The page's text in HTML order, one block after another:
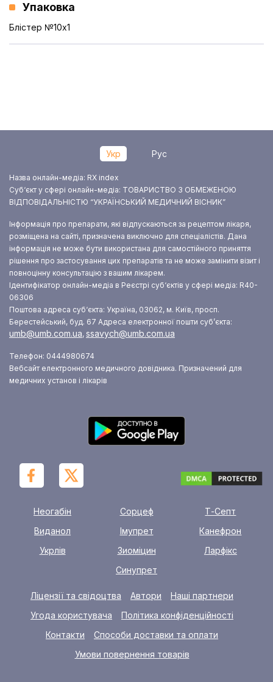
Упаковка
Блістер №10x1
Укр Рус
Назва онлайн-медіа: RX index
Суб‘єкт у сфері онлайн-медіа: ТОВАРИСТВО З ОБМЕЖЕНОЮ
ВІДПОВІДАЛЬНІСТЮ “УКРАЇНСЬКИЙ МЕДИЧНИЙ ВІСНИК”
Інформація про препарати, які відпускаються за рецептом лікаря,
розміщена на сайті, призначена виключно для спеціалістів. Дана
інформація не може бути використана для самостійного приняття
рішення про застосування цих препаратів та не може замінити візит і
повноцінну консультацію з вашим лікарем.
Ідентифікатор онлайн-медіа в Реєстрі суб‘єктів у сфері медіа: R40-
06306
Поштова адреса суб‘єкта: Україна, 03062, м. Київ, просп.
Берестейський, буд. 67 Адреса електронної пошти суб’єкта:
umb@umb.com.ua, ssavych@umb.com.ua
Телефон: 0444980674
Вебсайт електронного медичного довідника. Призначений для
медичних установ і лікарів
Неогабін Сорцеф
Т-Септ
Виданол
Імупрет
Канефрон
Укрлів
Зиоміцин
Ларфікс
Синупрет
Ліцензії та свідоцтва Автори
Наші партнери
Угода користувача
Політика конфіденційності
Контакти
Способи доставки та оплати
Умови повернення товарів